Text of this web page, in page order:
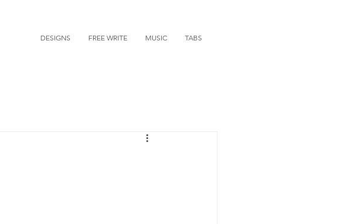
DESIGNS FREE WRITE MUSIC TABS